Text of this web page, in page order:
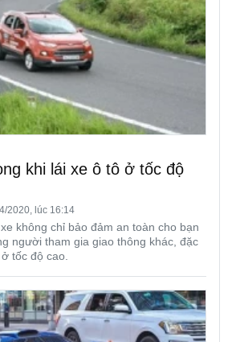
khi lái xe ô tô ở tốc độ
2020, lúc 16:14
không chỉ bảo đảm an toàn cho bạn
người tham gia giao thông khác, đặc
tốc độ cao.